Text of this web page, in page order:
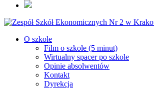
O szkole
Film o szkole (5 minut)
Wirtualny spacer po szkole
Opinie absolwentów
Kontakt
Dyrekcja